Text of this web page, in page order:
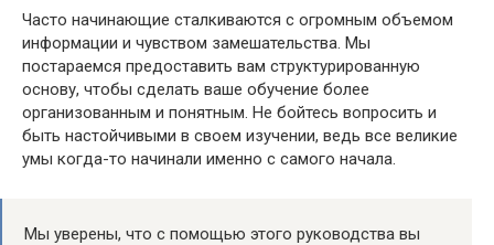
Часто начинающие сталкиваются с огромным объемом
информации и чувством замешательства. Мы
постараемся предоставить вам структурированную
основу, чтобы сделать ваше обучение более
организованным и понятным. Не бойтесь вопросить и
быть настойчивыми в своем изучении, ведь все великие
умы когда-то начинали именно с самого начала.
Мы уверены, что с помощью этого руководства вы